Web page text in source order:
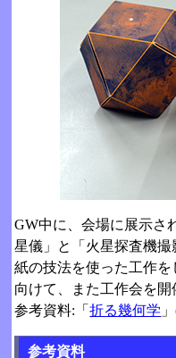
GW中に、会場に展示さ
星儀」と「火星探査機
紙の技法を使った工作
向けて、また工作会を開
参考資料:「折る幾何学
参考資料